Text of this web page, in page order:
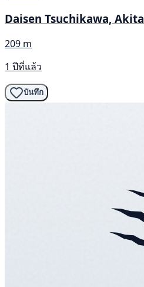
Daisen Tsuchikawa, Akita
209 m
1 ปีที่แล้ว
บันทึก